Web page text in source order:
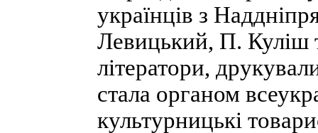
українців з
Левицький, П. Куліш
літератори,
стала органом
культурницькі